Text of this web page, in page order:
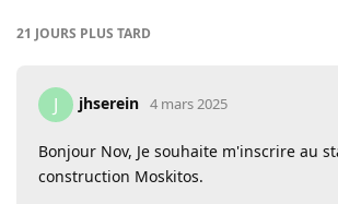
21 JOURS PLUS TARD
J jhserein 4 mars 2025
Bonjour Nov, Je souhaite m'inscrire au
construction Moskitos.